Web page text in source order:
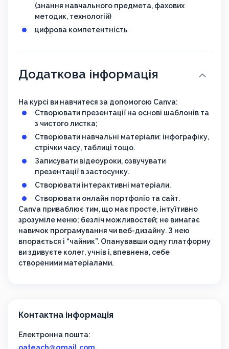
(знання навчального предмета, фахових
методик, технологій)
цифрова компетентність
Додаткова інформація
На курсі ви навчитеся за допомогою Canva:
Створювати презентації на основі шаблонів та
з чистого листка;
Створювати навчальні матеріали: інфографіку,
стрічки часу, таблиці тощо.
Записувати відеоуроки, озвучувати
презентації в застосунку.
Створювати інтерактивні матеріали.
Створювати онлайн портфоліо та сайт.
Canva приваблює тим, що має просте, інтуїтивно
зрозуміле меню; безліч можливостей; не вимагає
навичок програмування чи веб-дизайну. З нею
впорається і “чайник”. Опанувавши одну платформу
ви здивуєте колег, учнів і, впевнена, себе
створеними матеріалами.
Контактна інформація
Електронна пошта: